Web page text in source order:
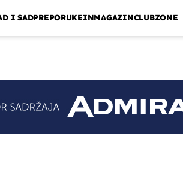
I SADPREPORUKEINMAGAZINCLUBZONE